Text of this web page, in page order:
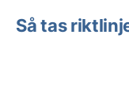
Så tas